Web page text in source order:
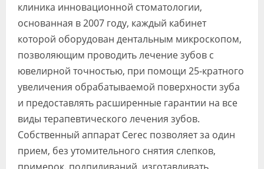
клиника инновационной стоматологии,
основанная в 2007 году, каждый кабинет
которой оборудован дентальным микроскопом,
позволяющим проводить лечение зубов с
ювелирной точностью, при помощи 25-кратного
увеличения обрабатываемой поверхности зуба
и предоставлять расширенные гарантии на все
виды терапевтического лечения зубов.
Собственный аппарат Cerec позволяет за один
прием, без утомительного снятия слепков,